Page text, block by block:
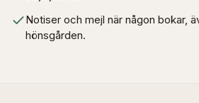
Notiser och mejl när någon bokar,
hönsgården.